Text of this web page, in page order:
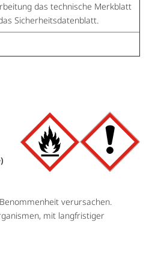
das technische Merkblatt
Sicherheitsdatenblatt.
verursachen.
mit langfristiger